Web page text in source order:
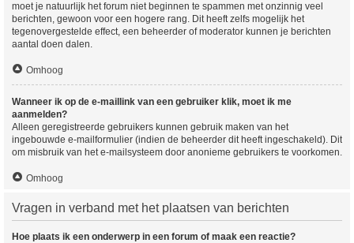
moet je natuurlijk het forum niet beginnen te spammen met onzinnig veel
berichten, gewoon voor een hogere rang. Dit heeft zelfs mogelijk het
tegenovergestelde effect, een beheerder of moderator kunnen je berichten
aantal doen dalen.
Omhoog
Wanneer ik op de e-maillink van een gebruiker klik, moet ik me
aanmelden?
Alleen geregistreerde gebruikers kunnen gebruik maken van het
ingebouwde e-mailformulier (indien de beheerder dit heeft ingeschakeld). Dit
om misbruik van het e-mailsysteem door anonieme gebruikers te voorkomen.
Omhoog
Vragen in verband met het plaatsen van berichten
Hoe plaats ik een onderwerp in een forum of maak een reactie?